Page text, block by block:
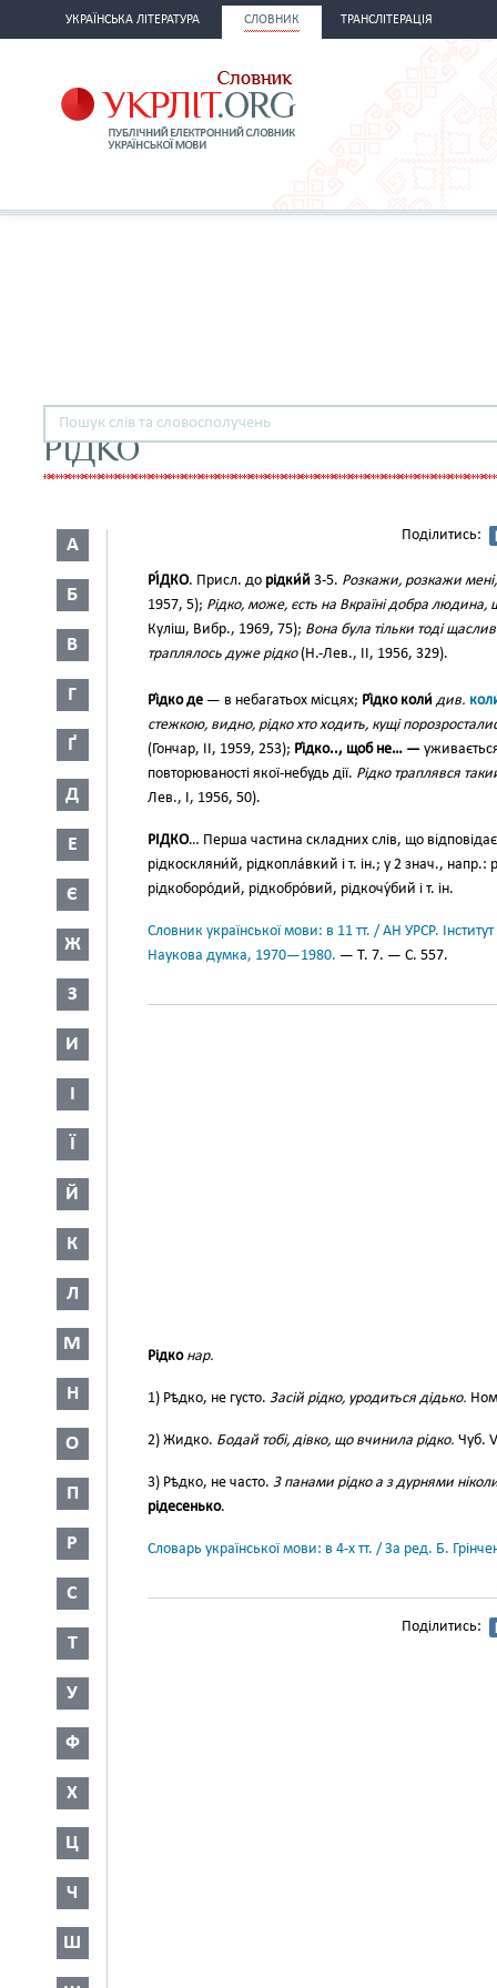
УКРАЇНСЬКА ЛІТЕРАТУРА СЛОВНИК ТРАНСЛІТЕРАЦІЯ
РІДКО
А
Б
В
Г
Ґ
Д
Е
Є
Ж
З
И
І
Ї
Й
К
Л
М
Н
О
П
Р
С
Т
У
Ф
Х
Ц
Ч
Ш
Поділитись:
РІ́ДКО. Присл. до рідки́й 3-5. Розкажи, розкажи
1957, 5); Рідко, може, єсть на Вкраїні добра людина,
Куліш, Вибр., 1969, 75); Вона була тільки тоді
траплялось дуже рідко(Н.-Лев., II, 1956, 329).
Рі́дко де — в небагатьох місцях; Рі́дко коли́ див.
стежкою, видно, рідко хто ходить, кущі
(Гончар, II, 1959, 253); Рі́дко.., щоб не… —
повторюваності якої-небудь дії. Рідко траплявся
Лев., І, 1956, 50).
РІДКО… Перша частина складних слів, що
рідкоскляни́й, рідкопла́вкий і т. ін.; у 2 знач., напр.:
рідкоборо́дий, рідкобро́вий, рідкочу́бий і т. ін.
Словник української мови: в 11 тт. / АН УРСР.
Наукова думка, 1970—1980. — Т. 7. — С. 557.
Рідко нар.
1) Рѣдко, не густо. Засій рідко, уродиться дідько.
2) Жидко. Бодай тобі, дівко, що вчинила рідко. Чуб.
3) Рѣдко, не часто. З панами рідко а з дурнями
рідесенько.
Словарь української мови: в 4-х тт. / За ред. Б.
Поділитись: